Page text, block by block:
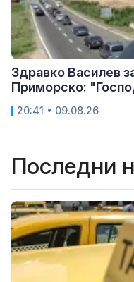
Здравко Василев
Приморско:
20:41 • 09.08.26
Последни